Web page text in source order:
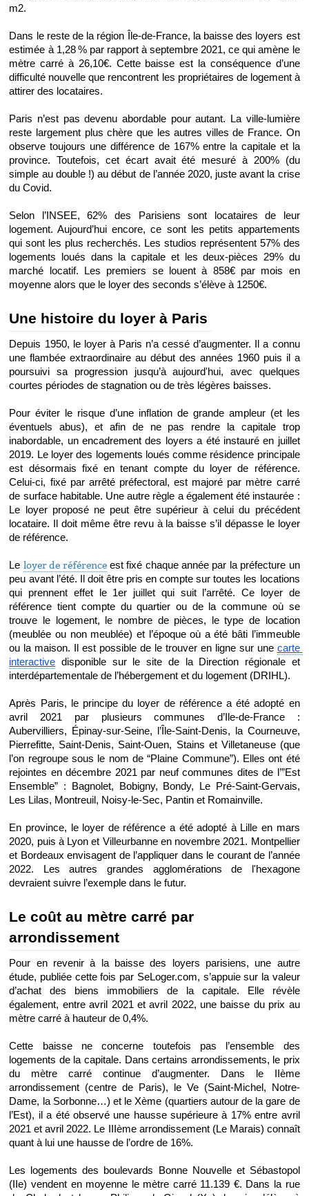
m2.
Dans le reste de la région Île-de-France, la baisse des loyers est
estimée à 1,28 % par rapport à septembre 2021, ce qui amène le
mètre carré à 26,10€. Cette baisse est la conséquence d’une
difficulté nouvelle que rencontrent les propriétaires de logement à
attirer des locataires.
Paris n’est pas devenu abordable pour autant. La ville-lumière
reste largement plus chère que les autres villes de France. On
observe toujours une différence de 167% entre la capitale et la
province. Toutefois, cet écart avait été mesuré à 200% (du
simple au double !) au début de l’année 2020, juste avant la crise
du Covid.
Selon l’INSEE, 62% des Parisiens sont locataires de leur
logement. Aujourd’hui encore, ce sont les petits appartements
qui sont les plus recherchés. Les studios représentent 57% des
logements loués dans la capitale et les deux-pièces 29% du
marché locatif. Les premiers se louent à 858€ par mois en
moyenne alors que le loyer des seconds s’élève à 1250€.
Une histoire du loyer à Paris
Depuis 1950, le loyer à Paris n’a cessé d’augmenter. Il a connu
une flambée extraordinaire au début des années 1960 puis il a
poursuivi sa progression jusqu’à aujourd'hui, avec quelques
courtes périodes de stagnation ou de très légères baisses.
Pour éviter le risque d’une inflation de grande ampleur (et les
éventuels abus), et afin de ne pas rendre la capitale trop
inabordable, un encadrement des loyers a été instauré en juillet
2019. Le loyer des logements loués comme résidence principale
est désormais fixé en tenant compte du loyer de référence.
Celui-ci, fixé par arrêté préfectoral, est majoré par mètre carré
de surface habitable. Une autre règle a également été instaurée :
Le loyer proposé ne peut être supérieur à celui du précédent
locataire. Il doit même être revu à la baisse s’il dépasse le loyer
de référence.
Le loyer de référence est fixé chaque année par la préfecture un
peu avant l’été. Il doit être pris en compte sur toutes les locations
qui prennent effet le 1er juillet qui suit l’arrêté. Ce loyer de
référence tient compte du quartier ou de la commune où se
trouve le logement, le nombre de pièces, le type de location
(meublée ou non meublée) et l’époque où a été bâti l’immeuble
ou la maison. Il est possible de le trouver en ligne sur une carte
interactive disponible sur le site de la Direction régionale et
interdépartementale de l’hébergement et du logement (DRIHL).
Après Paris, le principe du loyer de référence a été adopté en
avril 2021 par plusieurs communes d’Ile-de-France :
Aubervilliers, Épinay-sur-Seine, l’Île-Saint-Denis, la Courneuve,
Pierrefitte, Saint-Denis, Saint-Ouen, Stains et Villetaneuse (que
l’on regroupe sous le nom de “Plaine Commune”). Elles ont été
rejointes en décembre 2021 par neuf communes dites de l’”Est
Ensemble” : Bagnolet, Bobigny, Bondy, Le Pré-Saint-Gervais,
Les Lilas, Montreuil, Noisy-le-Sec, Pantin et Romainville.
En province, le loyer de référence a été adopté à Lille en mars
2020, puis à Lyon et Villeurbanne en novembre 2021. Montpellier
et Bordeaux envisagent de l’appliquer dans le courant de l’année
2022. Les autres grandes agglomérations de l'hexagone
devraient suivre l’exemple dans le futur.
Le coût au mètre carré par
arrondissement
Pour en revenir à la baisse des loyers parisiens, une autre
étude, publiée cette fois par SeLoger.com, s’appuie sur la valeur
d’achat des biens immobiliers de la capitale. Elle révèle
également, entre avril 2021 et avril 2022, une baisse du prix au
mètre carré à hauteur de 0,4%.
Cette baisse ne concerne toutefois pas l’ensemble des
logements de la capitale. Dans certains arrondissements, le prix
du mètre carré continue d’augmenter. Dans le IIème
arrondissement (centre de Paris), le Ve (Saint-Michel, Notre-
Dame, la Sorbonne…) et le Xème (quartiers autour de la gare de
l’Est), il a été observé une hausse supérieure à 17% entre avril
2021 et avril 2022. Le IIIème arrondissement (Le Marais) connaît
quant à lui une hausse de l’ordre de 16%.
Les logements des boulevards Bonne Nouvelle et Sébastopol
(IIe) vendent en moyenne le mètre carré 11.139 €. Dans la rue